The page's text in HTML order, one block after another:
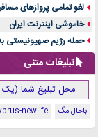
لغو تمامی پروازهای
خاموشی اینترنت ایران
حمله رژیم صهیونیستی به
تبلیغات متنی
محل تبلیغ شما (یک ماهه 200 هزار تومان - جهت
باحال مگ newlife